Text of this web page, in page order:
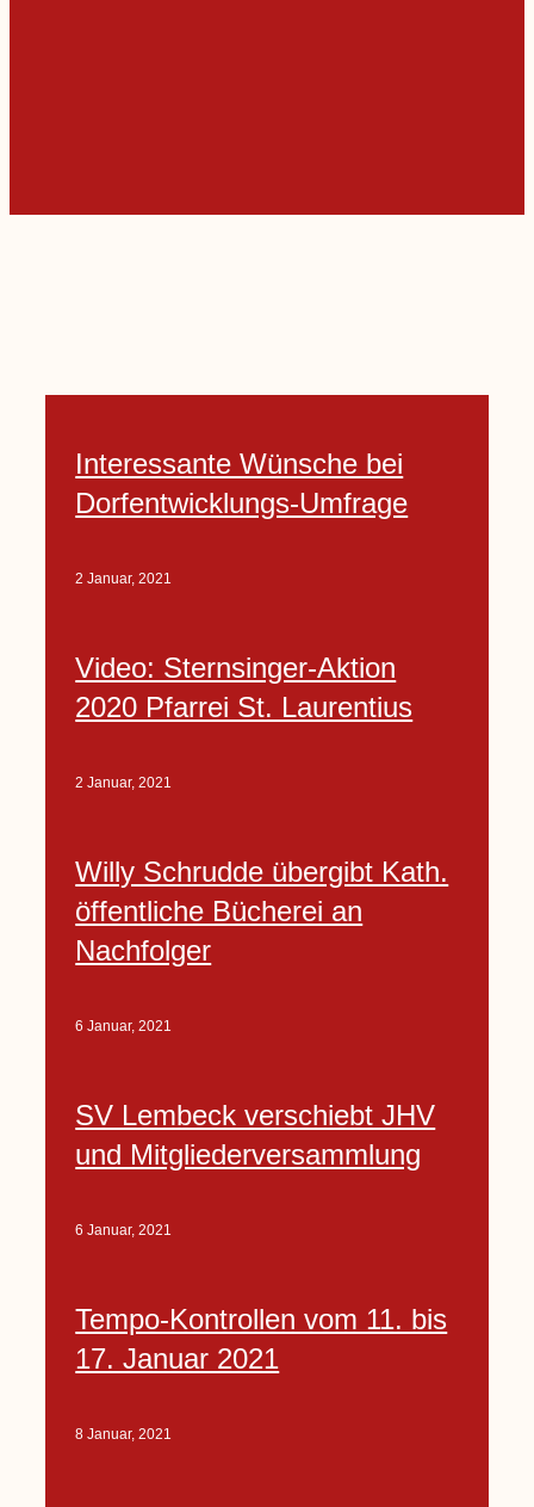
Interessante Wünsche bei
Dorfentwicklungs-Umfrage
2 Januar, 2021
Video: Sternsinger-Aktion
2020 Pfarrei St. Laurentius
2 Januar, 2021
Willy Schrudde übergibt Kath.
öffentliche Bücherei an
Nachfolger
6 Januar, 2021
SV Lembeck verschiebt JHV
und Mitgliederversammlung
6 Januar, 2021
Tempo-Kontrollen vom 11. bis
17. Januar 2021
8 Januar, 2021